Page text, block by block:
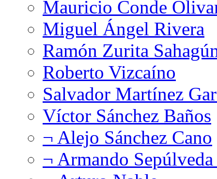
Mauricio Conde
Miguel Ángel Rivera
Ramón Zurita
Roberto Vizcaíno
Salvador Martínez
Víctor Sánchez Baños
¬ Alejo Sánchez Cano
¬ Armando